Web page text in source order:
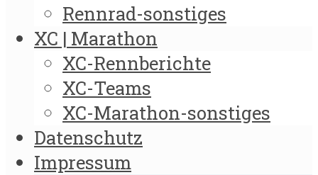
Rennrad-sonstiges
XC | Marathon
XC-Rennberichte
XC-Teams
XC-Marathon-sonstiges
Datenschutz
Impressum